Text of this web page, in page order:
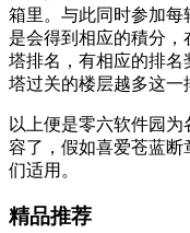
箱里。与此同时参加
是会得到相应的積分
塔排名，有相应的排
塔过关的楼层越多这一
以上便是零六软件园
容了，假如喜爱苍蓝
们适用。
精品推荐